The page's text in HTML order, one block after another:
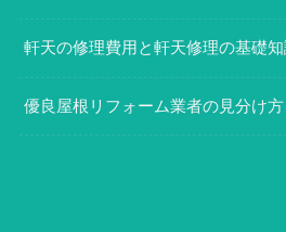
軒天の修理費用と軒天修理の基礎
優良屋根リフォーム業者の見分け